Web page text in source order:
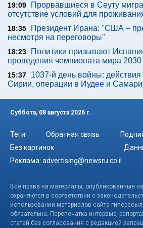
19:09
Прорвавшиеся в Сеуту
отсутствие условий для
18:35
Президент Ирана: "США –
несмотря на переговоры"
18:23
Политики призывают
проведения чемпионата мира
15:37
1037-й день войны:
Сирии, операции в Иудее и
Суббота, 08 августа 2026 г.
Теги Обратная связь
Без картинок
Реклама: advertising@newsru.co.il
Все права на материалы, опубликованные на
охраняются в соответствии с
использовании материалов сайта
обязательна. Перепечатка интервью,
статей без согласования с редакцией